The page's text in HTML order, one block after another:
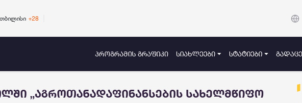
თბილისი +28
ᲞᲠᲝᲒᲠᲐᲛᲘᲡ ᲒᲠᲐᲤᲘᲙᲘ ᲡᲘᲐᲮᲚᲔᲔᲑᲘ ᲡᲢᲐᲢᲘᲔᲑᲘ
„აგროთანადაფინანსების სახელმწიფო